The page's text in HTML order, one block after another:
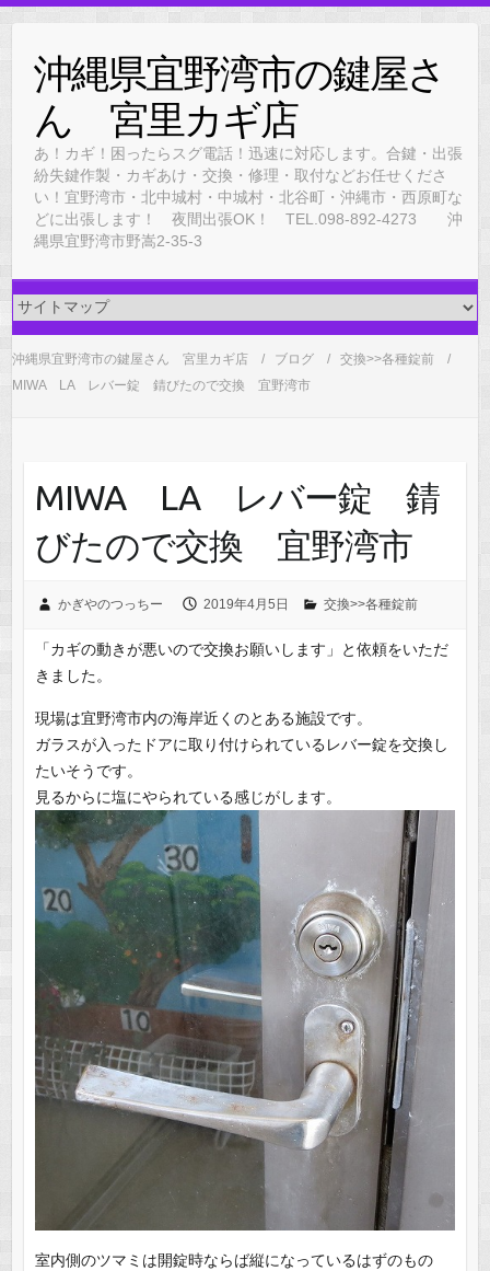
content沖縄県宜野湾市の鍵屋さ
ん 宮里カギ店
あ！カギ！困ったらスグ電話！迅速に対応します。合鍵・出張
紛失鍵作製・カギあけ・交換・修理・取付などお任せくださ
い！宜野湾市・北中城村・中城村・北谷町・沖縄市・西原町な
どに出張します！ 夜間出張OK！ TEL.098-892-4273 沖
縄県宜野湾市野嵩2-35-3
沖縄県宜野湾市の鍵屋さん 宮里カギ店 ブログ
交換>>各種錠前
MIWA LA レバー錠 錆びたので交換 宜野湾市
MIWA LA レバー錠 錆
びたので交換 宜野湾市
かぎやのつっちー 2019年4月5日 交換>>各種錠前
「カギの動きが悪いので交換お願いします」と依頼をいただ
きました。
現場は宜野湾市内の海岸近くのとある施設です。
ガラスが入ったドアに取り付けられているレバー錠を交換し
たいそうです。
見るからに塩にやられている感じがします。
室内側のツマミは開錠時ならば縦になっているはずのもの